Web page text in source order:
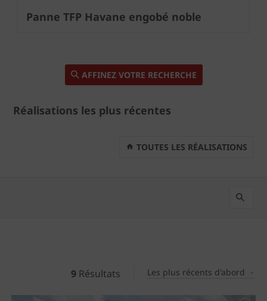
Panne TFP Havane engobé noble
AFFINEZ VOTRE RECHERCHE
Réalisations les plus récentes
TOUTES LES RÉALISATIONS
9 Résultats Les plus récents d'abord